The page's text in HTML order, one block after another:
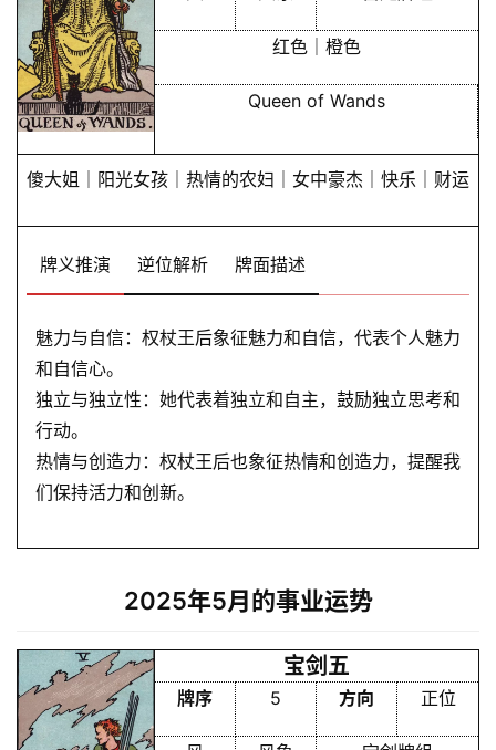
页
黄
命
理
解
梦
服
登录 注册
红色｜橙色
Queen of Wands
傻大姐｜阳光女孩｜热情的农妇｜女中豪杰｜快乐｜财运
牌义推演 逆位解析 牌面描述
魅力与自信：权杖王后象征魅力和自信，代表个人魅力
和自信心。
独立与独立性：她代表着独立和自主，鼓励独立思考和
行动。
热情与创造力：权杖王后也象征热情和创造力，提醒我
们保持活力和创新。
2025年5月的事业运势
宝剑五
牌序 5 方向 正位